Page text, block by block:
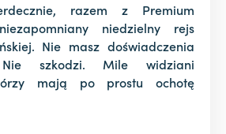
razem z Premium
niedzielny rejs
Nie masz doświadczenia
Nie szkodzi. Mile widziani
mają po prostu ochotę